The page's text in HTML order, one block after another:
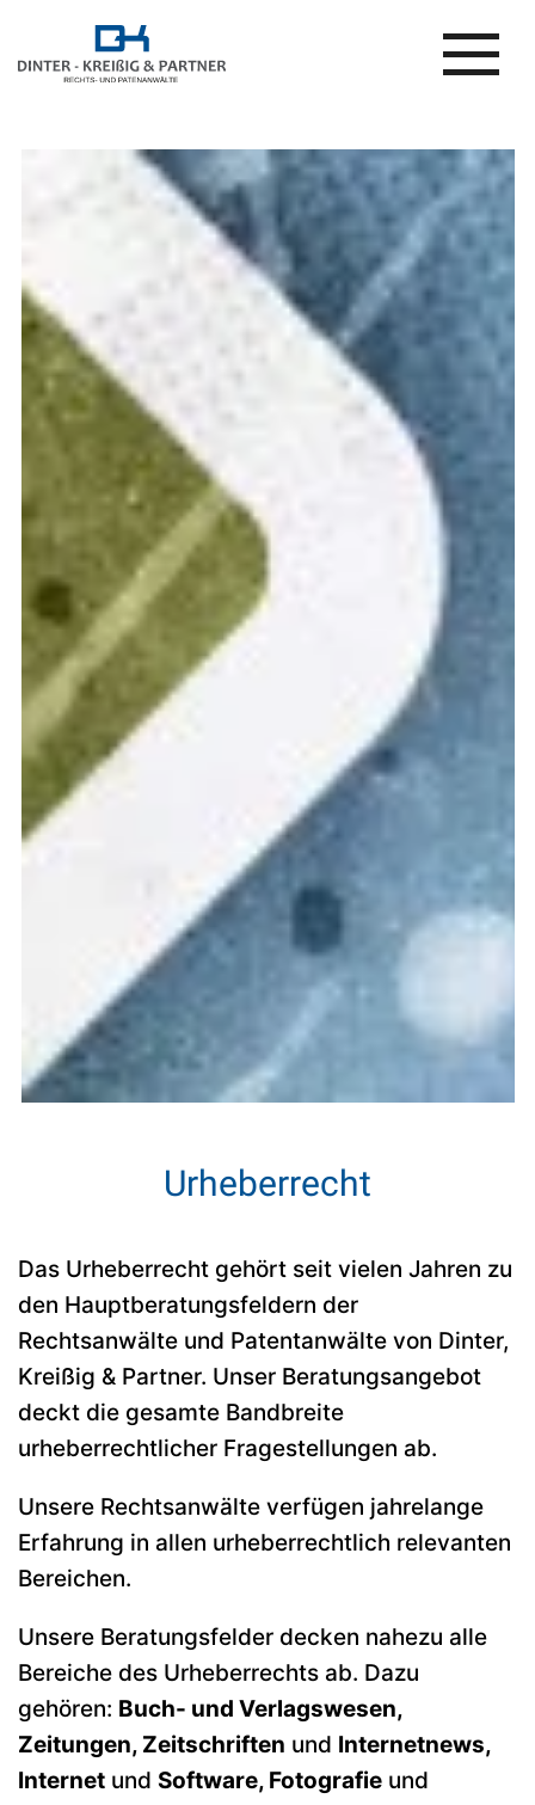
Urheberrecht
Das Urheberrecht gehört seit vielen Jahren zu
den Hauptberatungsfeldern der
Rechtsanwälte und Patentanwälte von Dinter,
Kreißig & Partner. Unser Beratungsangebot
deckt die gesamte Bandbreite
urheberrechtlicher Fragestellungen ab.
Unsere Rechtsanwälte verfügen jahrelange
Erfahrung in allen urheberrechtlich relevanten
Bereichen.
Unsere Beratungsfelder decken nahezu alle
Bereiche des Urheberrechts ab. Dazu
gehören: Buch- und Verlagswesen,
Zeitungen, Zeitschriften und Internetnews,
Internet und Software, Fotografie und